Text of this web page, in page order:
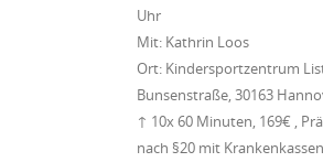
Uhr
Mit: Kathrin Loos
Ort: Kindersportzentrum
Bunsenstraße, 30163
↑ 10x 60 Minuten, 169€ ,
nach §20 mit